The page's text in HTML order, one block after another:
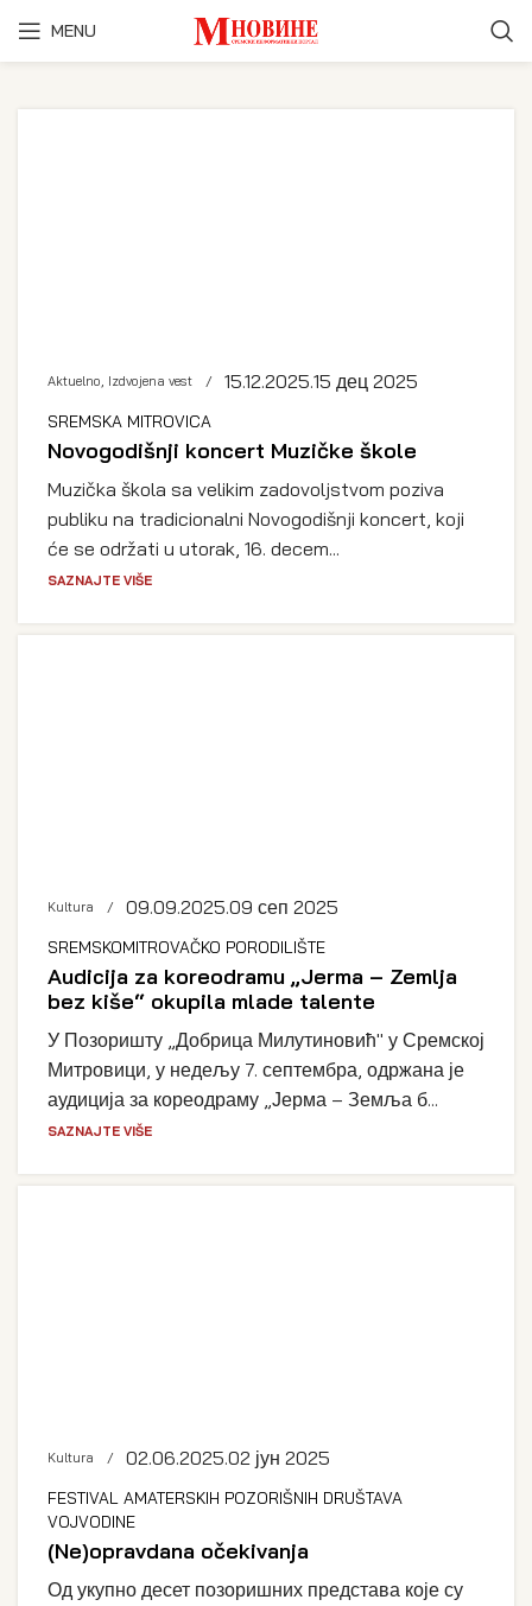
MENU
Aktuelno, Izdvojena vest 15.12.2025.15 дец 2025
SREMSKA MITROVICA
Novogodišnji koncert Muzičke škole
Muzička škola sa velikim zadovoljstvom poziva
publiku na tradicionalni Novogodišnji koncert, koji
će se održati u utorak, 16. decem...
SAZNAJTE VIŠE
Kultura 09.09.2025.09 сеп 2025
SREMSKOMITROVAČKO PORODILIŠTE
Audicija za koreodramu „Jerma – Zemlja
bez kiše“ okupila mlade talente
У Позоришту „Добрица Милутиновић" у Сремској
Митровици, у недељу 7. септембра, одржана је
аудиција за кореодраму „Јерма – Земља б...
SAZNAJTE VIŠE
Kultura 02.06.2025.02 јун 2025
FESTIVAL AMATERSKIH POZORIŠNIH DRUŠTAVA
VOJVODINE
(Ne)opravdana očekivanja
Од укупно десет позоришних представа које су